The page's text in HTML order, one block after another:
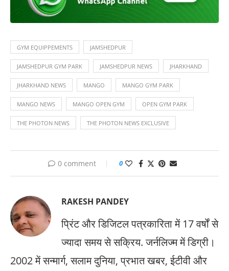
GYM EQUIPPEMENTS JAMSHEDPUR
JAMSHEDPUR GYM PARK JAMSHEDPUR NEWS JHARKHAND
JHARKHAND NEWS MANGO MANGO GYM PARK
MANGO NEWS MANGO OPEN GYM OPEN GYM PARK
THE PHOTON NEWS THE PHOTON NEWS EXCLUSIVE
0 comment 0
RAKESH PANDEY
प्रिंट और डिजिटल पत्रकारिता में 17 वर्षों से
ज्यादा समय से सक्रिय. जर्नलिज्म में डिग्री।
2002 में सन्मार्ग, सलाम दुनिया, प्रभात खबर, ईटीवी और